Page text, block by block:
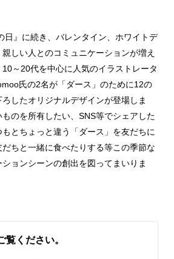
』に続き、バレンタイン、ホワイトデ
しい人とのコミュニケーションが増え
～20代を中心に人気のイラストレータ
氏の2名が「ダース」のために12の
したオリジナルデザインが登場しま
のを所有したい、SNS等でシェアした
とちょっと違う「ダース」を友だちに
ちと一緒に食べたりする等この季節な
ョンシーンの創出を図ってまいりま
ください。